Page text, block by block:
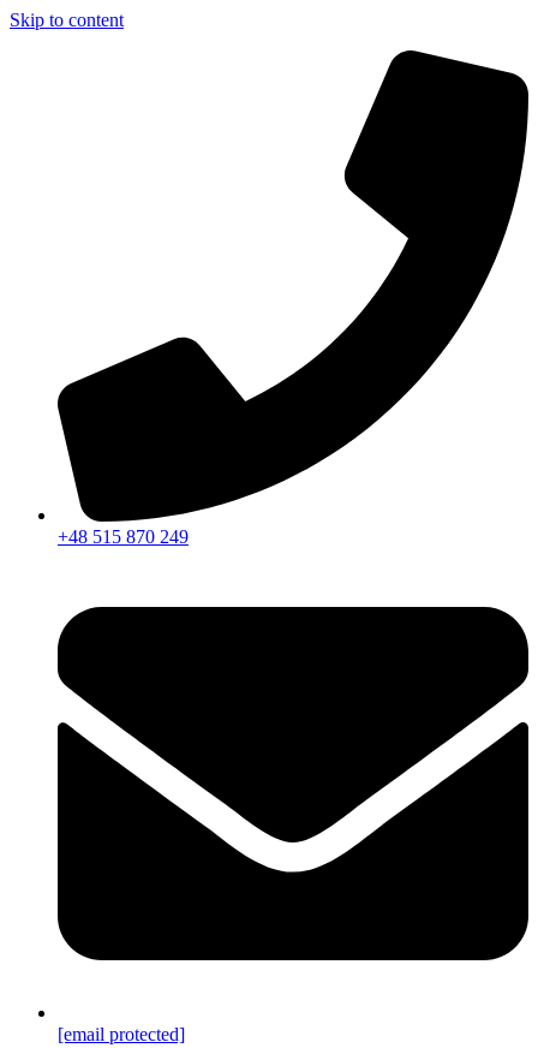
Skip to content
+48 515 870 249
[email protected]